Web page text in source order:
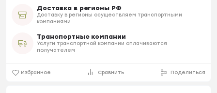
Доставка в регионы РФ
Доставку в регионы осуществляем транспортными
компаниями
Транспортные компании
Услуги транспортной компании оплачиваются
получателем
Избранное Сравнить Поделиться